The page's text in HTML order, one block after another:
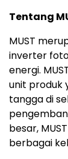
Tentang
MUST
inverter
energi.
unit produk
tangga di
besar,
berbagai